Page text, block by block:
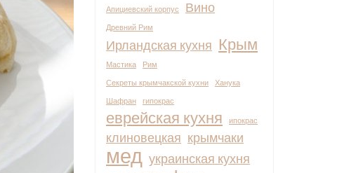
Апициевский корпус Вино
Древний Рим
Ирландская кухня Крым
Мастика
Рим
Секреты крымчакской кухни
Ханука
Шафран
гипокрас
еврейская кухня ипокрас
клиновецкая крымчаки
мед украинская кухня